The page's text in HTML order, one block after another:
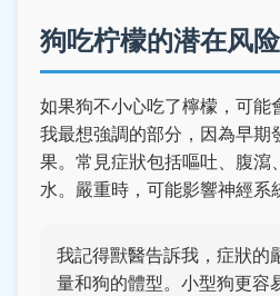
狗吃柠檬的潜在风
如果狗不小心吃了檸檬，可能
我最想強調的部分，因為早期
果。常見症狀包括嘔吐、腹瀉
水。嚴重時，可能影響神經系
我記得獸醫告訴我，症狀的
量和狗的體型。小型狗更容